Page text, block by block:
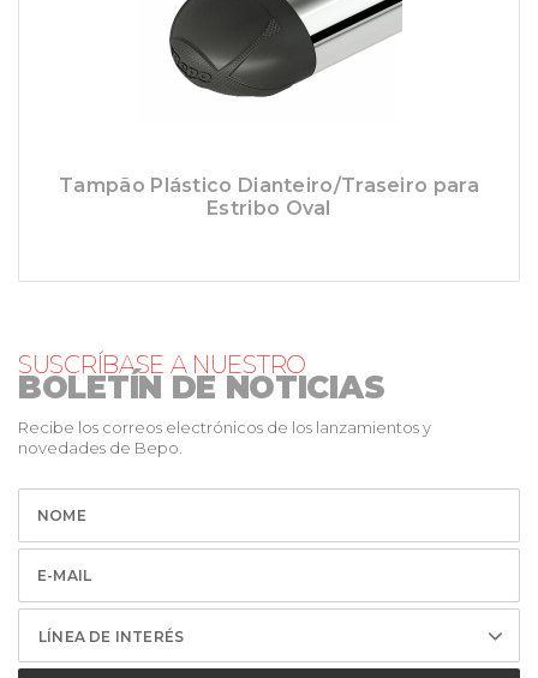
Tampão Plástico Dianteiro/Traseiro para
Estribo Oval
SUSCRÍBASE A NUESTRO
BOLETÍN DE NOTICIAS
Recibe los correos electrónicos de los lanzamientos y
novedades de Bepo.
LÍNEA DE INTERÉS